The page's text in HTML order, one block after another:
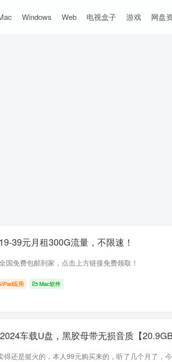
Windows Web 电视盒子 游戏 网盘
39元月租300G流量，不限速！
国免费包邮到家，点击上方链接免费领取！
iPad应用 Mac软件
车载U盘，黑胶母带无损音质【20.9GB